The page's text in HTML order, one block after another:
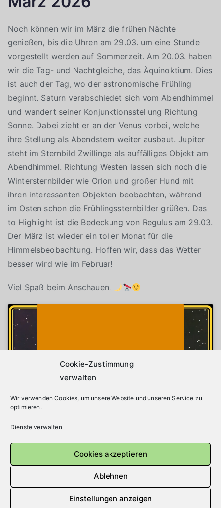
Cookie-Zustimmung
verwalten
Wir verwenden Cookies, um unsere Website und unseren Service zu
optimieren.
Dienste verwalten
Cookies akzeptieren
Ablehnen
Einstellungen anzeigen
Noch können wir im März die frühen Nächte
genießen, bis die Uhren am 29.03. um eine Stunde
vorgestellt werden auf Sommerzeit. Am 20.03. haben
wir die Tag- und Nachtgleiche, das Äquinoktium. Dies
ist auch der Tag, wo der astronomische Frühling
beginnt. Saturn verabschiedet sich vom Abendhimmel
und wandert seiner Konjunktionsstellung Richtung
Sonne. Dabei zieht er an der Venus vorbei, welche
ihre Stellung als Abendstern weiter ausbaut. Jupiter
steht im Sternbild Zwillinge als auffälliges Objekt am
Abendhimmel. Richtung Westen lassen sich noch die
Wintersternbilder wie Orion und großer Hund mit
ihren interessanten Objekten beobachten, während
im Osten schon die Frühlingssternbilder grüßen. Das
to Highlight ist die Bedeckung von Regulus am 29.03.
Der März ist wieder ein toller Monat für die
Himmelsbeobachtung. Hoffen wir, dass das Wetter
besser wird wie im Februar!
Viel Spaß beim Anschauen!
Ich stimme zu
Beitragsnavigation
Ältere Beiträge